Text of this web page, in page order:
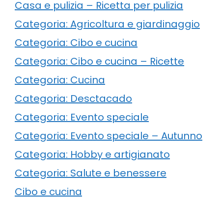
Casa e pulizia – Ricetta per pulizia
Categoria: Agricoltura e giardinaggio
Categoria: Cibo e cucina
Categoria: Cibo e cucina – Ricette
Categoria: Cucina
Categoria: Desctacado
Categoria: Evento speciale
Categoria: Evento speciale – Autunno
Categoria: Hobby e artigianato
Categoria: Salute e benessere
Cibo e cucina